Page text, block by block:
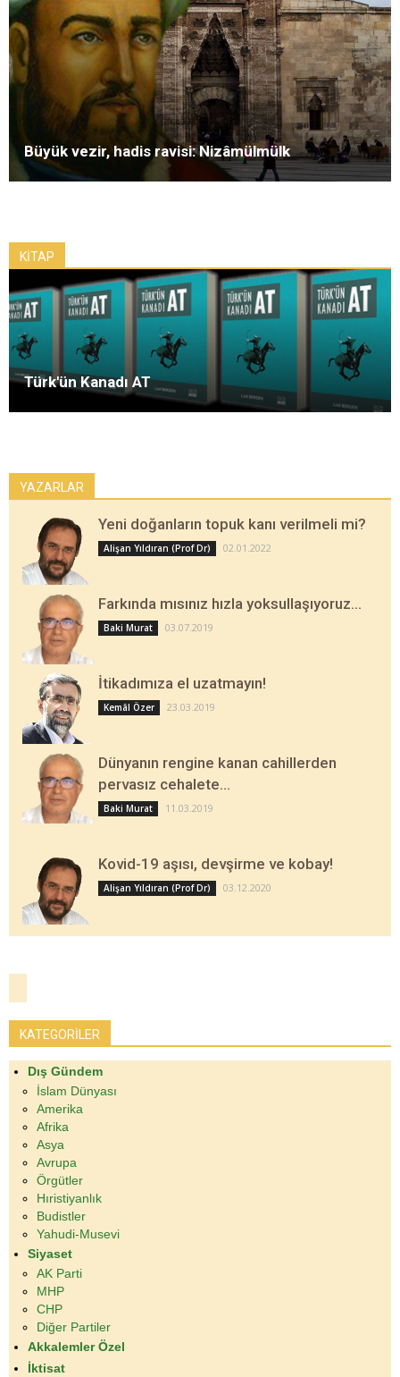
Büyük vezir, hadis ravisi: Nizâmülmülk
KİTAP
Türk'ün Kanadı AT
YAZARLAR
Yeni doğanların topuk kanı verilmeli mi?
Alişan Yıldıran (Prof Dr) 02.01.2022
Farkında mısınız hızla yoksullaşıyoruz…
Baki Murat 03.07.2019
İtikadımıza el uzatmayın!
Kemâl Özer 23.03.2019
Dünyanın rengine kanan cahillerden
pervasız cehalete…
Baki Murat 11.03.2019
Kovid-19 aşısı, devşirme ve kobay!
Alişan Yıldıran (Prof Dr) 03.12.2020
KATEGORİLER
Dış Gündem
İslam Dünyası
Amerika
Afrika
Asya
Avrupa
Örgütler
Hıristiyanlık
Budistler
Yahudi-Musevi
Siyaset
AK Parti
MHP
CHP
Diğer Partiler
Akkalemler Özel
İktisat